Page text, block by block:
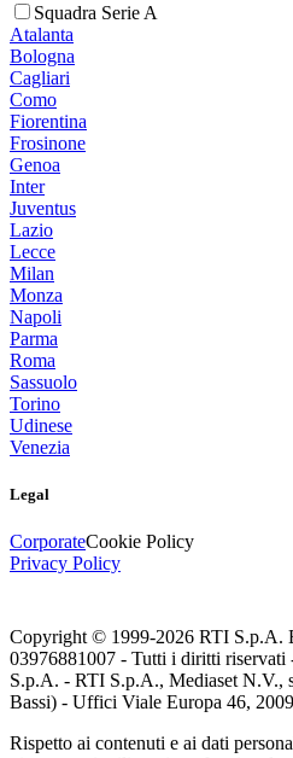
Squadra Serie A
Atalanta
Bologna
Cagliari
Como
Fiorentina
Frosinone
Genoa
Inter
Juventus
Lazio
Lecce
Milan
Monza
Napoli
Parma
Roma
Sassuolo
Torino
Udinese
Venezia
Legal
CorporateCookie Policy
Privacy Policy
Copyright © 1999-2026 RTI S.p.A.
03976881007 - Tutti i diritti riservati
S.p.A. - RTI S.p.A., Mediaset N.V.,
Bassi) - Uffici Viale Europa 46,
Rispetto ai contenuti e ai dati